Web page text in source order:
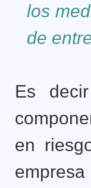
los
de
Es
en